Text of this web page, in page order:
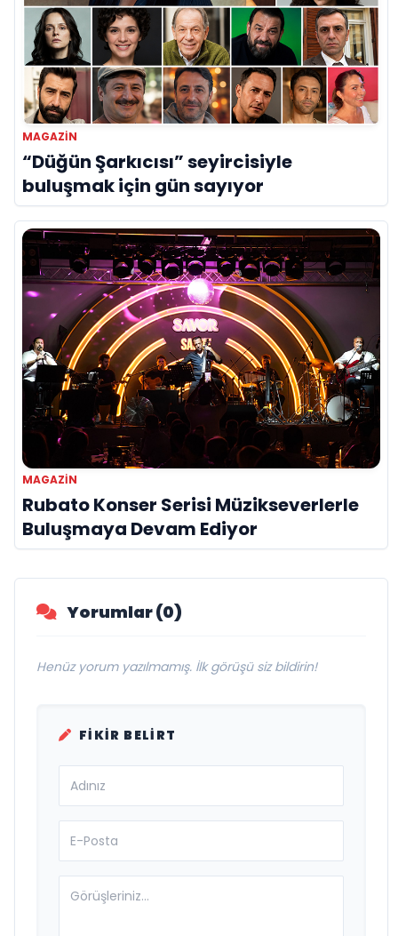
MAGAZIN
“Düğün Şarkıcısı” seyircisiyle
buluşmak için gün sayıyor
MAGAZIN
Rubato Konser Serisi Müzikseverlerle
Buluşmaya Devam Ediyor
Yorumlar (0)
Henüz yorum yazılmamış. İlk görüşü siz bildirin!
FIKIR BELIRT